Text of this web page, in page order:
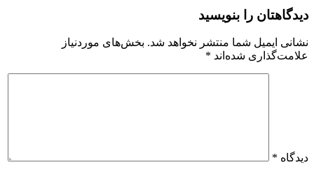
دیدگاهتان را بنویسید
نشانی ایمیل شما منتشر نخواهد شد. بخش‌های موردنیاز
علامت‌گذاری شده‌اند *
دیدگاه *